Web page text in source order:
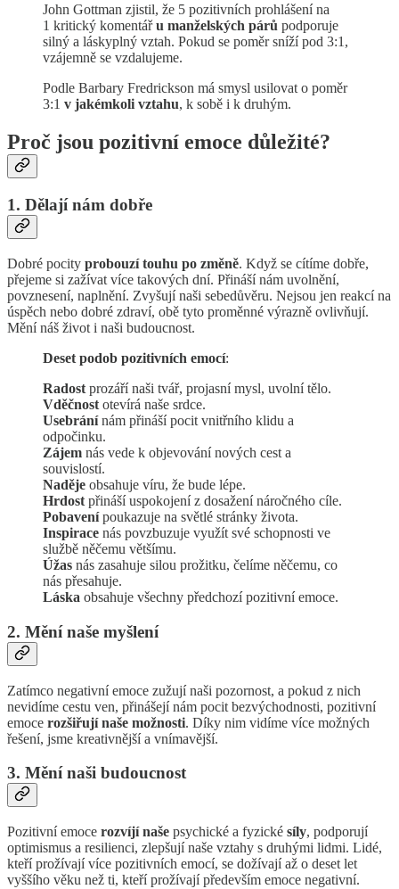
John Gottman zjistil, že 5 pozitivních prohlášení na
1 kritický komentářu manželských párů podporuje
silný a láskyplný vztah. Pokud se poměr sníží pod 3:1,
vzájemně se vzdalujeme.
Podle Barbary Fredrickson má smysl usilovat o poměr
3:1 v jakémkoli vztahu, k sobě i k druhým.
Proč jsou pozitivní emoce důležité?
1. Dělají nám dobře
Dobré pocity probouzí touhu po změně. Když se cítíme dobře,
přejeme si zažívat více takových dní. Přináší nám uvolnění,
povznesení, naplnění. Zvyšují naši sebedůvěru. Nejsou jen reakcí na
úspěch nebo dobré zdraví, obě tyto proměnné výrazně ovlivňují.
Mění náš život i naši budoucnost.
Deset podob pozitivních emocí:
Radost prozáří naši tvář, projasní mysl, uvolní tělo.
Vděčnost otevírá naše srdce.
Usebránínám přináší pocit vnitřního klidu a
odpočinku.
Zájem nás vede k objevování nových cest a
souvislostí.
Naděje obsahuje víru, že bude lépe.
Hrdost přináší uspokojení z dosažení náročného cíle.
Pobavenípoukazuje na světlé stránky života.
Inspirace nás povzbuzuje využít své schopnosti ve
službě něčemu většímu.
Úžas nás zasahuje silou prožitku, čelíme něčemu, co
nás přesahuje.
Láska obsahuje všechny předchozí pozitivní emoce.
2. Mění naše myšlení
Zatímco negativní emoce zužují naši pozornost, a pokud z nich
nevidíme cestu ven, přinášejí nám pocit bezvýchodnosti, pozitivní
emoce rozšiřují naše možnosti. Díky nim vidíme více možných
řešení, jsme kreativnější a vnímavější.
3. Mění naši budoucnost
Pozitivní emoce rozvíjí naše psychické a fyzické síly, podporují
optimismus a resilienci, zlepšují naše vztahy s druhými lidmi. Lidé,
kteří prožívají více pozitivních emocí, se dožívají až o deset let
vyššího věku než ti, kteří prožívají především emoce negativní.